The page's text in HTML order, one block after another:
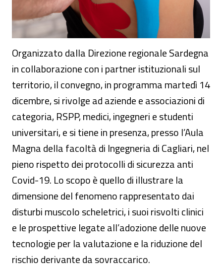
Organizzato dalla Direzione regionale Sardegna
in collaborazione con i partner istituzionali sul
territorio, il convegno, in programma martedì 14
dicembre, si rivolge ad aziende e associazioni di
categoria, RSPP, medici, ingegneri e studenti
universitari, e si tiene in presenza, presso l’Aula
Magna della facoltà di Ingegneria di Cagliari, nel
pieno rispetto dei protocolli di sicurezza anti
Covid-19. Lo scopo è quello di illustrare la
dimensione del fenomeno rappresentato dai
disturbi muscolo scheletrici, i suoi risvolti clinici
e le prospettive legate all’adozione delle nuove
tecnologie per la valutazione e la riduzione del
rischio derivante da sovraccarico.